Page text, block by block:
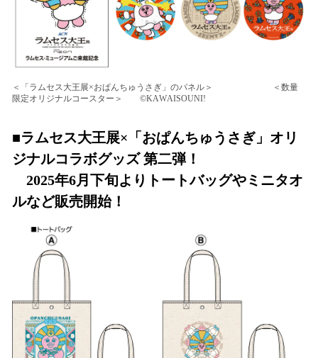
＜「ラムセス大王展×おぱんちゅうさぎ」のパネル＞ ＜数量
限定オリジナルコースター＞ ©KAWAISOUNI!
■ラムセス大王展×「おぱんちゅうさぎ」オリ
ジナルコラボグッズ 第二弾！
2025年6月下旬よりトートバッグやミニタオ
ルなど販売開始！